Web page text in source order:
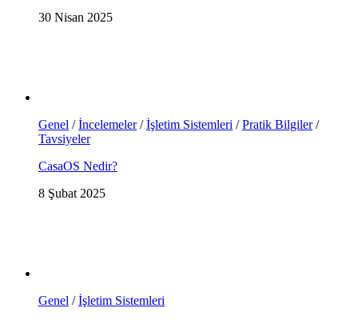
30 Nisan 2025
Genel /İncelemeler/İşletim Sistemleri /Pratik Bilgiler/
Tavsiyeler
CasaOS Nedir?
8 Şubat 2025
Genel /İşletim Sistemleri